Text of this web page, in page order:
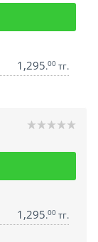
1,295.00 тг.
1,295.00 тг.